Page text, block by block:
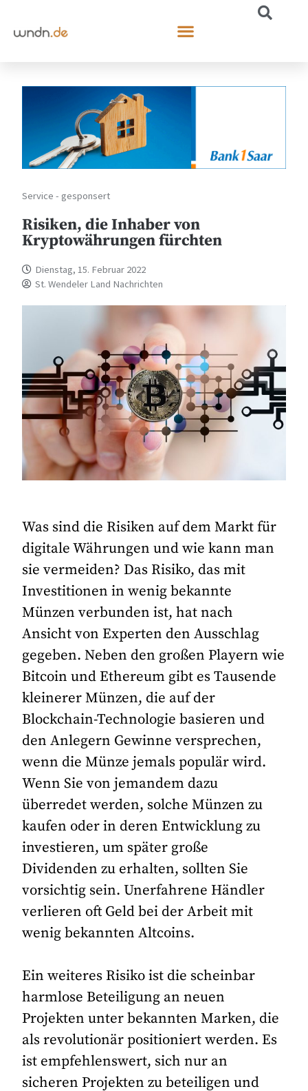
Service - gesponsert
Risiken, die Inhaber von
Kryptowährungen fürchten
Dienstag, 15. Februar 2022
St. Wendeler Land Nachrichten
Was sind die Risiken auf dem Markt für
digitale Währungen und wie kann man
sie vermeiden? Das Risiko, das mit
Investitionen in wenig bekannte
Münzen verbunden ist, hat nach
Ansicht von Experten den Ausschlag
gegeben. Neben den großen Playern wie
Bitcoin und Ethereum gibt es Tausende
kleinerer Münzen, die auf der
Blockchain-Technologie basieren und
den Anlegern Gewinne versprechen,
wenn die Münze jemals populär wird.
Wenn Sie von jemandem dazu
überredet werden, solche Münzen zu
kaufen oder in deren Entwicklung zu
investieren, um später große
Dividenden zu erhalten, sollten Sie
vorsichtig sein. Unerfahrene Händler
verlieren oft Geld bei der Arbeit mit
wenig bekannten Altcoins.
Ein weiteres Risiko ist die scheinbar
harmlose Beteiligung an neuen
Projekten unter bekannten Marken, die
als revolutionär positioniert werden. Es
ist empfehlenswert, sich nur an
sicheren Projekten zu beteiligen und